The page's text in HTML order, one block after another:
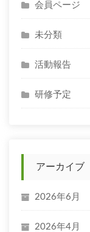
会員ページ
未分類
活動報告
研修予定
アーカイブ
2026年6月
2026年4月